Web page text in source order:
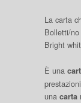
La carta
Bolletti/
Bright
È una
una carta